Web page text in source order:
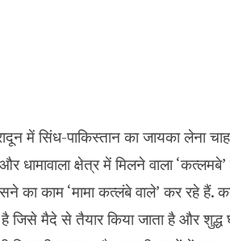
में सिंध-पाकिस्तान का जायका लेना
धामावाला क्षेत्र में मिलने वाला
का काम ‘मामा कत्लंबे वाले’ कर रहे
है जिसे मैदे से तैयार किया जाता है और